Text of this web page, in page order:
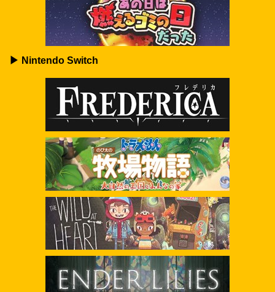
▶ Nintendo Switch